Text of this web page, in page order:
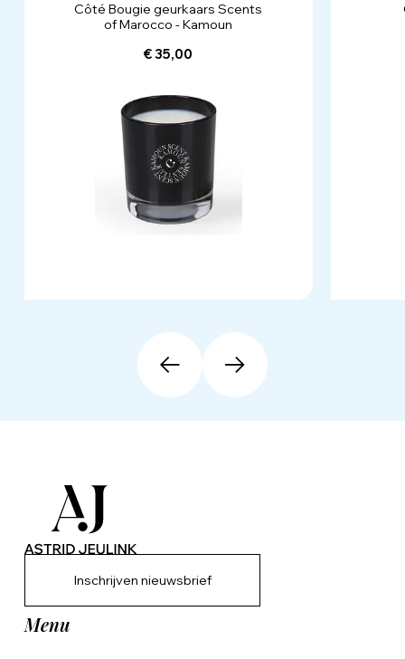
Côté Bougie geurkaars Scents
of Marocco - Kamoun
€ 35,00
Inschrijven nieuwsbrief
Menu